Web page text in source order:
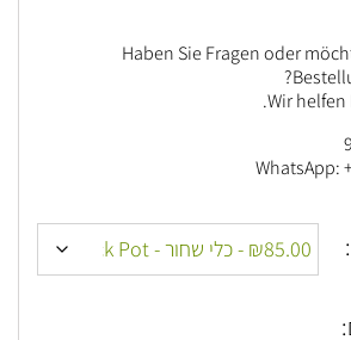
Haben Sie Fragen oder
Wir helfen